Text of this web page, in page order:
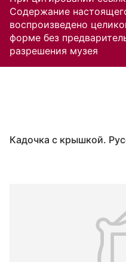
Содержание
воспроизведено
форме без
разрешения музея
Кадочка с крышкой.